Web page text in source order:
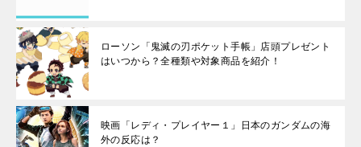
ローソン「鬼滅の刃ポケット手帳」店頭プレゼント
はいつから？全種類や対象商品を紹介！
映画「レディ・プレイヤー１」日本のガンダムの海
外の反応は？